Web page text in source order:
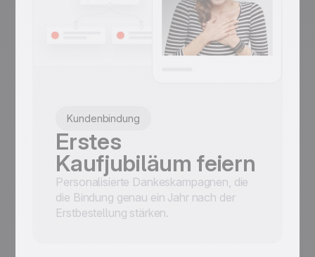
Kundenbindung
Erstes
Kaufjubiläum feiern
Personalisierte Dankeskampagnen, die
die Bindung genau ein Jahr nach der
Erstbestellung stärken.